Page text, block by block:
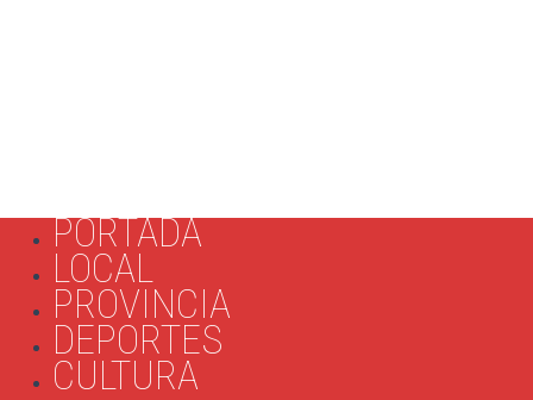
PORTADA
LOCAL
PROVINCIA
DEPORTES
CULTURA